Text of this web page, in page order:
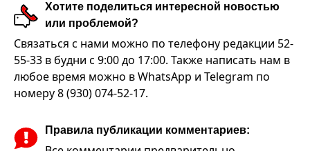
Хотите поделиться интересной новостью
или проблемой?
Связаться с нами можно по телефону редакции 52-
55-33 в будни с 9:00 до 17:00. Также написать нам в
любое время можно в WhatsApp и Telegram по
номеру 8 (930) 074-52-17.
Правила публикации комментариев: